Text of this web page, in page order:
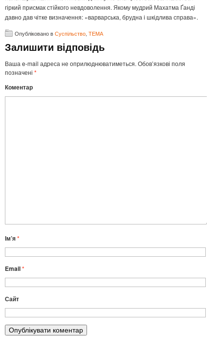
гіркий присмак стійкого невдоволення. Якому мудрий Махатма Ґанді
давно дав чітке визначення: «варварська, брудна і шкідлива справа».
Опубліковано вСуспільство, ТЕМА
Залишити відповідь
Ваша e-mail адреса не оприлюднюватиметься. Обов’язкові поля
позначені *
Коментар
Ім’я*
Email*
Сайт